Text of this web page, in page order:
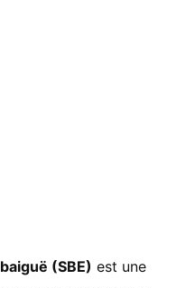
(SBE) est une